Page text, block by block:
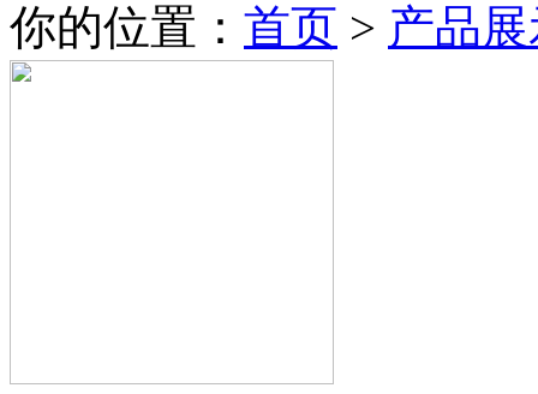
你的位置： 首页 > 产品